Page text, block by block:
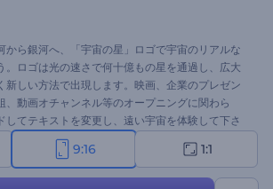
から銀河へ、「宇宙の星」ロゴで宇宙のリアルな
。ロゴは光の速さで何十億もの星を通過し、広大
新しい方法で出現します。映画、企業のプレゼン
、動画オチャンネル等のオープニングに関わら
してテキストを変更し、遠い宇宙を体験して下さ
9:16 1:1